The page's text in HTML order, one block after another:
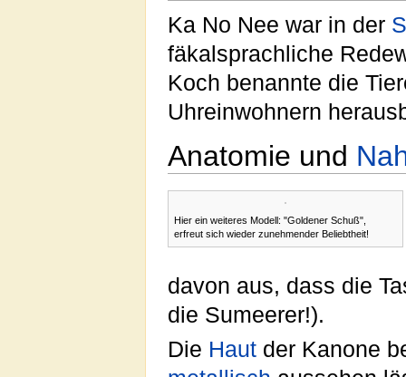
Ka No Nee war in der
fäkalsprachliche
Koch benannte die
Uhreinwohnern
Anatomie und
Hier ein weiteres Modell: "Goldener Schuß",
erfreut sich wieder zunehmender Beliebtheit!
davon aus, dass die
die Sumeerer!).
Die Haut der Kanone